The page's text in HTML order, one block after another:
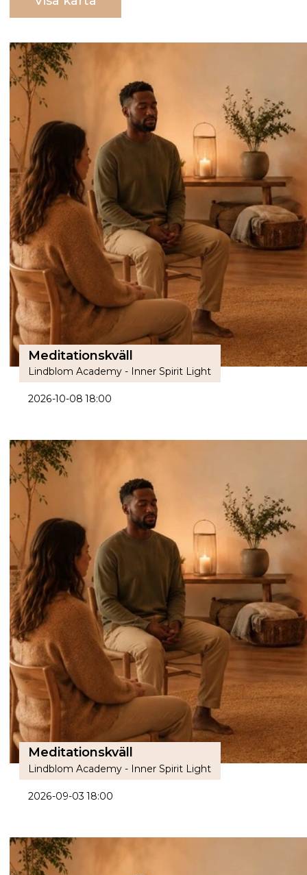
Meditationskväll
Lindblom Academy - Inner Spirit Light
2026-10-08 18:00
Meditationskväll
Lindblom Academy - Inner Spirit Light
2026-09-03 18:00